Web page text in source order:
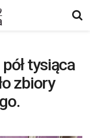
tysiąca
zbiory